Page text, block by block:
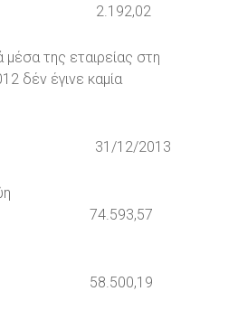
2.192,02
μέσα της εταιρείας στη
δέν έγινε καμία
31/12/2013
και Σκεύη
74.593,57
58.500,19